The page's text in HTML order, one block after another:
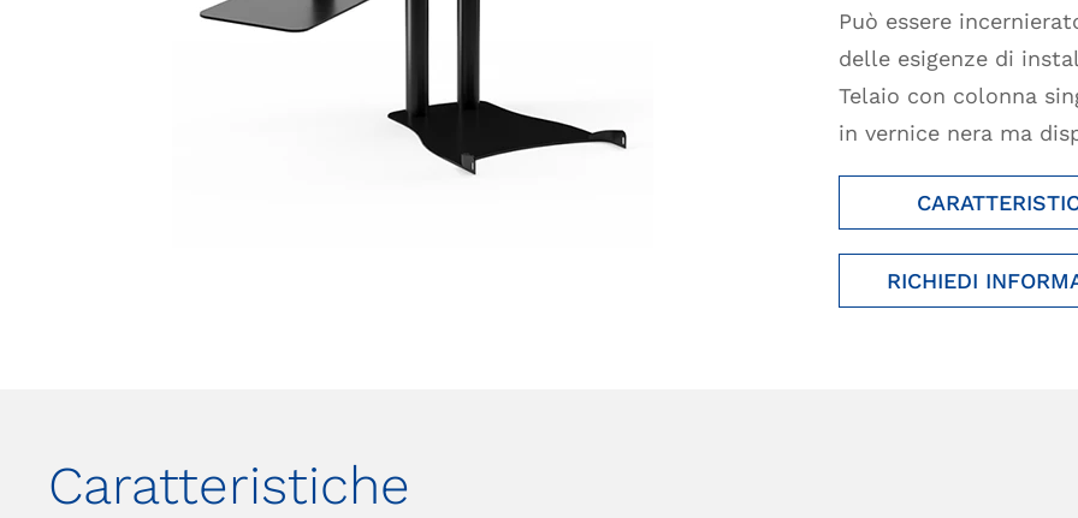
Può essere
delle esigenze di
Telaio con colonna
in vernice nera ma
RICHIEDI
Caratteristiche